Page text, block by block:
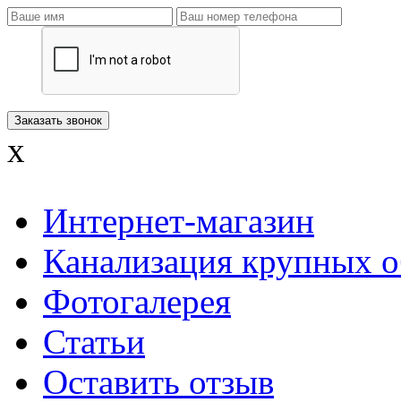
x
Интернет-магазин
Канализация крупных
Фотогалерея
Статьи
Оставить отзыв